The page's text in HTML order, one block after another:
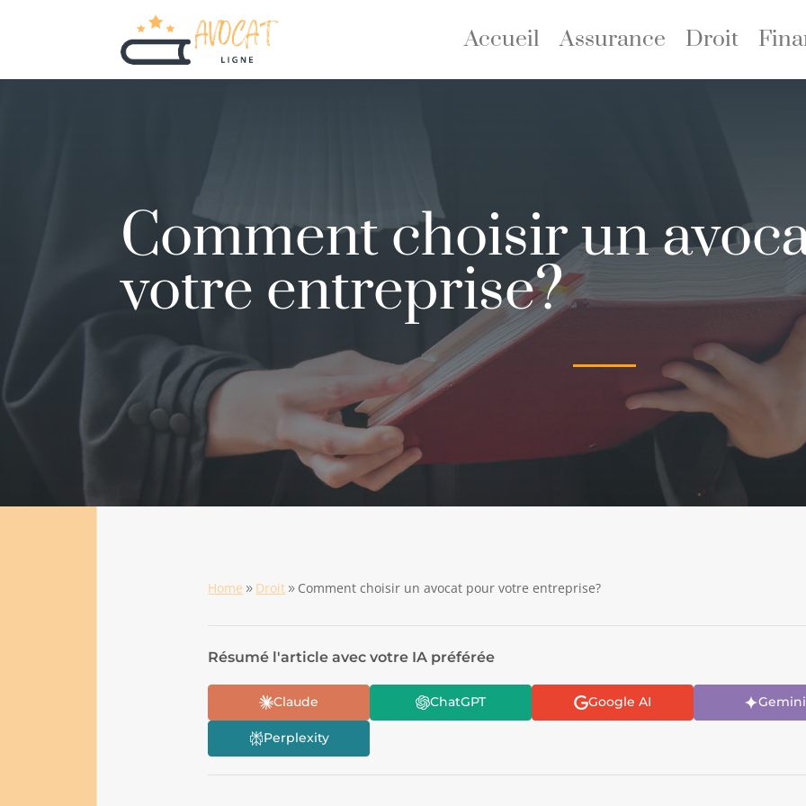
Accueil Assurance Droit
Comment choisir un
votre entreprise?
Home 9 Droit 9 Comment choisir un avocat pour votre entreprise?
Résumé l'article avec votre IA préférée
Claude ChatGPT Google AI Gemini
Perplexity